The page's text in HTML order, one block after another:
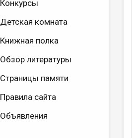
Конкурсы
Детская комната
Книжная полка
Обзор литературы
Страницы памяти
Правила сайта
Объявления